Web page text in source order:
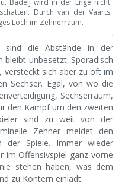
Badelj wird in der Enge nicht
Durch van der Vaarts
Loch im Zehnerraum.
sind die Abstände in der
unbesetzt. Sporadisch
versteckt sich aber zu oft im
Sechser. Egal, von wo die
Sechserraum,
den Kampf um den zweiten
sind zu weit von der
Zehner meidet den
der Spiele. Immer wieder
im Offensivspiel ganz vorne
stehen haben, was dem
zu Kontern einlädt.